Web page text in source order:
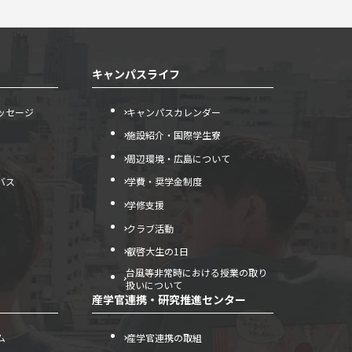
セージ
ス
キャンパスライフ
キャンパスカレンダー
施設紹介・国際学生寮
周辺環境・広島について
学費・奨学金制度
学修支援
クラブ活動
叡啓大生の1日
台風等非常時における授業の取り
扱いについて
産学官連携・研究推進センター
産学官連携の取組